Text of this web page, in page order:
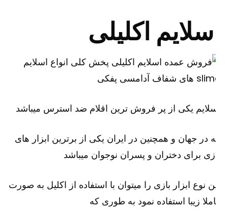
اکلیلی
یکی از پر فروش ترین اقلام ضد استرس میباشد
در جهان و همچنین در ایران یکی از برترین ابزار های
برای دختران و پسران نوجوان میباشد
نوع ابزار بازی را میتوان با استفاده از اکلیل به صورت
زیبا استفاده نمود به طوری که